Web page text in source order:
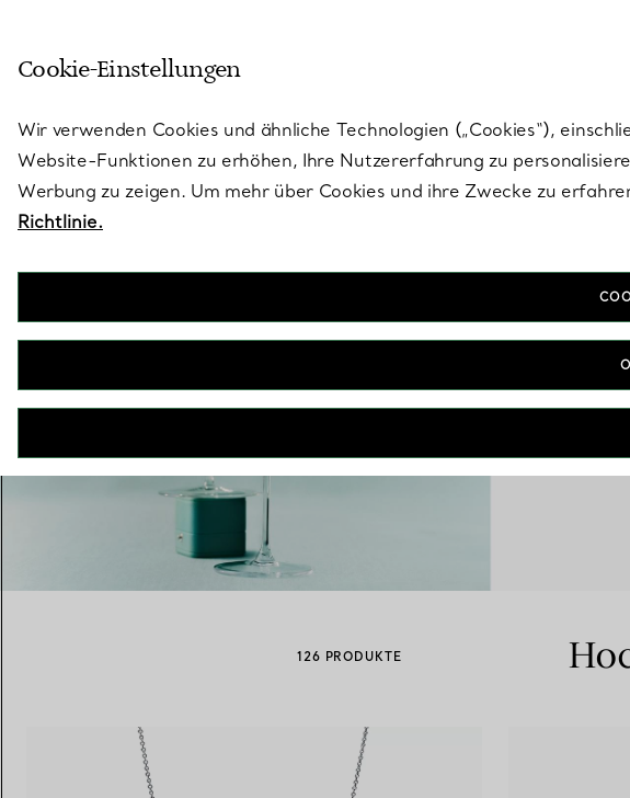
Eheringe für Damen
mit einem Tiffany-
126 PRODUKTE
Cookie-Einstellungen
Wir verwenden Cookies und ähnliche Technologien („Cookies“),
Website-Funktionen zu erhöhen, Ihre Nutzererfahrung zu
Werbung zu zeigen. Um mehr über Cookies und ihre Zwecke zu
Richtlinie.